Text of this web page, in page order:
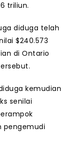
triliun.
diduga telah
$240.573
di Ontario
kemudian
senilai
pengemudi